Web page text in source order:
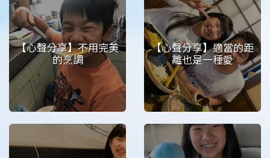
【心聲分享】不用完美
的烹調
【心聲分享】適當的距
離也是一種愛